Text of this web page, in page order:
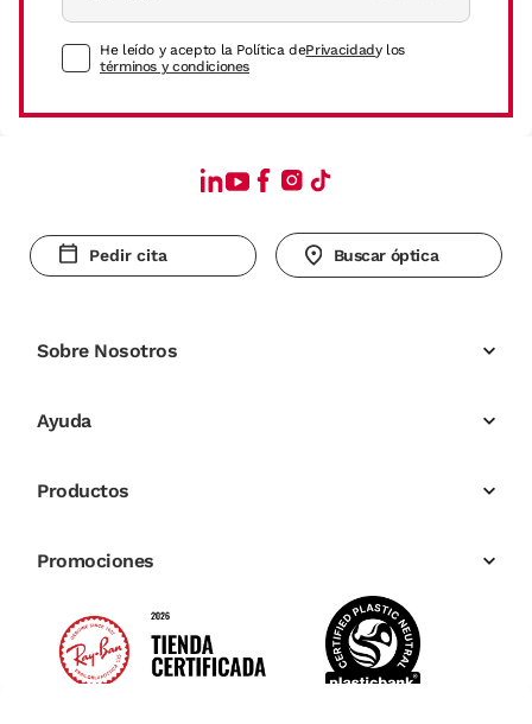
He leído y acepto la Política dePrivacidady los
términos y condiciones
Pedir cita Buscar óptica
Sobre Nosotros
Ayuda
Productos
Promociones